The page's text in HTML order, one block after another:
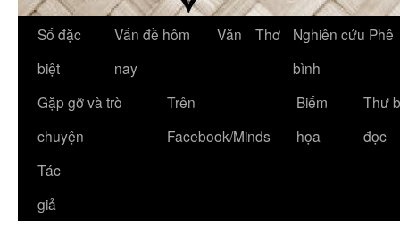
Số đặc
biệt
Vấn đề hôm
nay
Văn Thơ
Nghiên cứu Phê
bình
Gặp gỡ và trò
chuyện
Trên
Facebook/Minds
Biếm
họa
Thư
đọc
Tác
giả